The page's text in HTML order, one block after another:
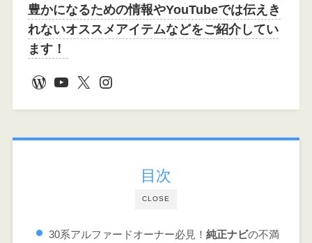
豊かになるための情報やYouTubeでは伝えき
れないオススメアイテムなどをご紹介してい
ます！
WordPress YouTube X Instagram
CLOSE
目次
30系アルファードオーナー必見！ 純正ナビの不満